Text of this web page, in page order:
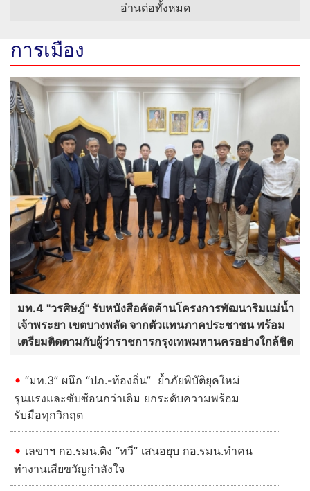
อ่านต่อทั้งหมด
การเมือง
มท.4 "วรศิษฎ์" รับหนังสือคัดค้านโครงการพัฒนาริมแม่น้ำ
เจ้าพระยา เขตบางพลัด จากตัวแทนภาคประชาชน พร้อม
เตรียมติดตามกับผู้ว่าราชการกรุงเทพมหานครอย่างใกล้ชิด
“มท.3” ผนึก “ปภ.-ท้องถิ่น” ย้ำภัยพิบัติยุคใหม่
รุนแรงและซับซ้อนกว่าเดิม ยกระดับความพร้อม
รับมือทุกวิกฤต
เลขาฯ กอ.รมน.ติง “ทวี” เสนอยุบ กอ.รมน.ทำคน
ทำงานเสียขวัญกำลังใจ